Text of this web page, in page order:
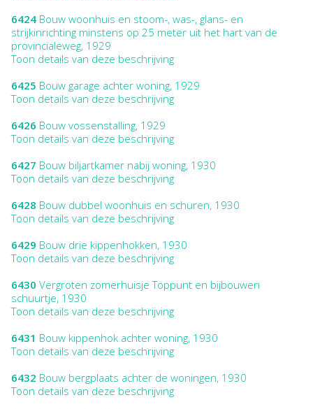
6424 Bouw woonhuis en stoom-, was-, glans- en
strijkinrichting minstens op 25 meter uit het hart van de
provincialeweg, 1929
Toon details van deze beschrijving
6425 Bouw garage achter woning, 1929
Toon details van deze beschrijving
6426 Bouw vossenstalling, 1929
Toon details van deze beschrijving
6427 Bouw biljartkamer nabij woning, 1930
Toon details van deze beschrijving
6428 Bouw dubbel woonhuis en schuren, 1930
Toon details van deze beschrijving
6429 Bouw drie kippenhokken, 1930
Toon details van deze beschrijving
6430 Vergroten zomerhuisje Toppunt en bijbouwen
schuurtje, 1930
Toon details van deze beschrijving
6431 Bouw kippenhok achter woning, 1930
Toon details van deze beschrijving
6432 Bouw bergplaats achter de woningen, 1930
Toon details van deze beschrijving